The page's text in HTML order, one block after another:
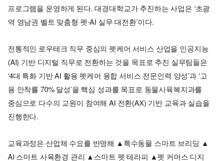
프로그램을 운영하게 된다. 대경대학교가 추진하는 사업은 ‘초광
역 영남권 벨트 맞춤형 펫-AI 실무 대전환’이다.
전통적인 로우테크 직무 중심의 펫케어 서비스 산업을 인공지능
(AI) 기반 디지털 직무로 전환하는 것을 목표로 추진 실무팀들은
‘4대 특화 기반 AI 활용 펫케어 융합 서비스 전문인력 양성’과 ‘고
용 안착률 70% 달성’을 핵심 성과를 목표로 동물사육복지과를
중심으로 다수의 교원이 참여해 AI 전환(AX) 기반 교육과 실습을
진행한다.
교육과정은 산업체 수요를 반영해 ▲특수동물 스마트 브리딩 ▲
AI 스마트 사육환경 관리 ▲스마트 펫 테라피 ▲펫 커머스 디지